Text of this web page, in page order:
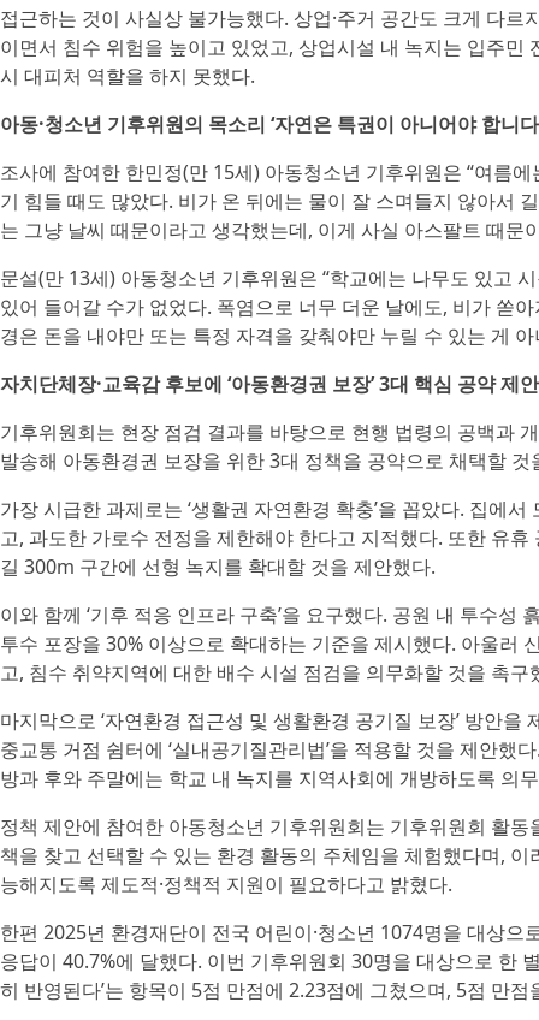
접근하는 것이 사실상 불가능했다. 상업·주거 공간도 크게 다
이면서 침수 위험을 높이고 있었고, 상업시설 내 녹지는 입주
시 대피처 역할을 하지 못했다.
아동·청소년 기후위원의 목소리 ‘자연은 특권이 아니어야 합니다
조사에 참여한 한민정(만 15세) 아동청소년 기후위원은 “여름
기 힘들 때도 많았다. 비가 온 뒤에는 물이 잘 스며들지 않아서
는 그냥 날씨 때문이라고 생각했는데, 이게 사실 아스팔트 때문
문설(만 13세) 아동청소년 기후위원은 “학교에는 나무도 있고
있어 들어갈 수가 없었다. 폭염으로 너무 더운 날에도, 비가 쏟
경은 돈을 내야만 또는 특정 자격을 갖춰야만 누릴 수 있는 게
자치단체장·교육감 후보에 ‘아동환경권 보장’ 3대 핵심 공약 제안
기후위원회는 현장 점검 결과를 바탕으로 현행 법령의 공백과
발송해 아동환경권 보장을 위한 3대 정책을 공약으로 채택할 것
가장 시급한 과제로는 ‘생활권 자연환경 확충’을 꼽았다. 집에
고, 과도한 가로수 전정을 제한해야 한다고 지적했다. 또한 유
길 300m 구간에 선형 녹지를 확대할 것을 제안했다.
이와 함께 ‘기후 적응 인프라 구축’을 요구했다. 공원 내 투수
투수 포장을 30% 이상으로 확대하는 기준을 제시했다. 아울러
고, 침수 취약지역에 대한 배수 시설 점검을 의무화할 것을 촉구
마지막으로 ‘자연환경 접근성 및 생활환경 공기질 보장’ 방안
중교통 거점 쉼터에 ‘실내공기질관리법’을 적용할 것을 제안
방과 후와 주말에는 학교 내 녹지를 지역사회에 개방하도록 의
정책 제안에 참여한 아동청소년 기후위원회는 기후위원회 활
책을 찾고 선택할 수 있는 환경 활동의 주체임을 체험했다며,
능해지도록 제도적·정책적 지원이 필요하다고 밝혔다.
한편 2025년 환경재단이 전국 어린이·청소년 1074명을 대상으
응답이 40.7%에 달했다. 이번 기후위원회 30명을 대상으로 한
히 반영된다’는 항목이 5점 만점에 2.23점에 그쳤으며, 5점 만